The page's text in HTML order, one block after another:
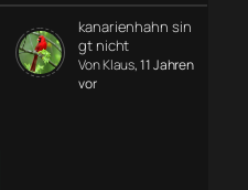
kanarienhahn sin
gt nicht
Von Klaus, 11 Jahren
vor